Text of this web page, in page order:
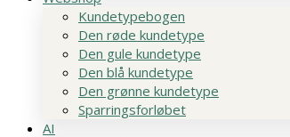
Kundetypebogen
Den røde kundetype
Den gule kundetype
Den blå kundetype
Den grønne kundetype
Sparringsforløbet
AI